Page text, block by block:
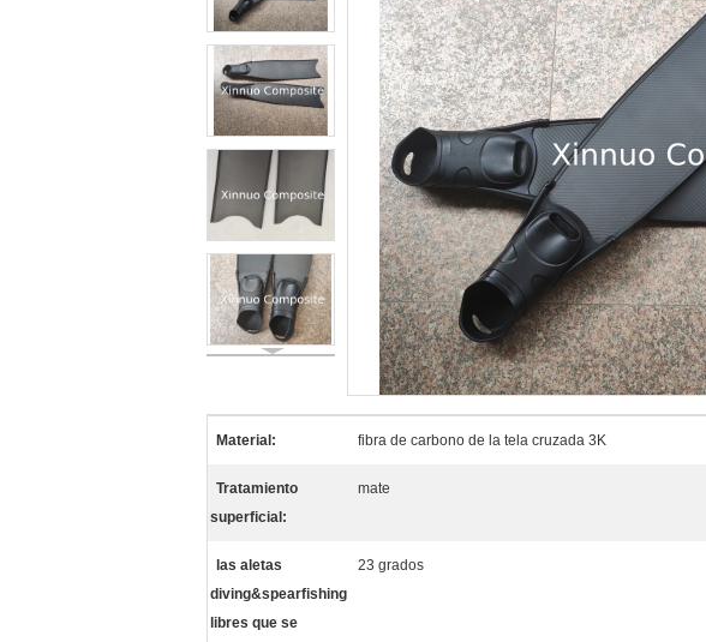
Material: fibra de carbono de la tela cruzada 3K
Tratamiento
superficial:
mate
las aletas
diving&spearfishing
libres que se
23 grados